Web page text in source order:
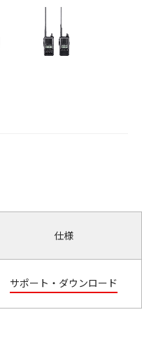
仕様
サポート・ダウンロード